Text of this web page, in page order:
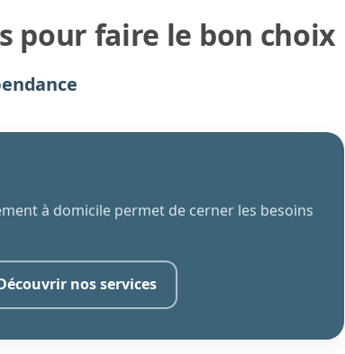
pour faire le bon choix
à domicile permet de cerner les besoins
nos services